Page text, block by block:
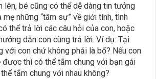
lên, bé cũng có thể dễ dàng tin tưởng
những “tâm sự” về giới tính, tình
thể trả lời các câu hỏi của con, hoặc
dẫn con cùng trả lời. Ví dụ: Tại
với con chứ không phải là bố? Nếu con
được thì có thể tắm chung với bạn gái
tắm chung với nhau không?